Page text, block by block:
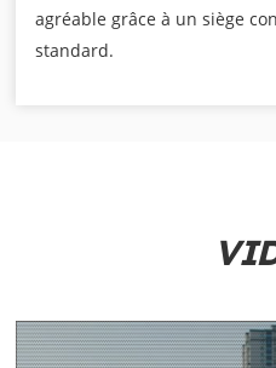
agréable grâce à un siège
standard.